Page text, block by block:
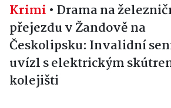
Krimi • Drama na
přejezdu v Žandově na
Českolipsku: Invalidní
uvízl s elektrickým
kolejišti